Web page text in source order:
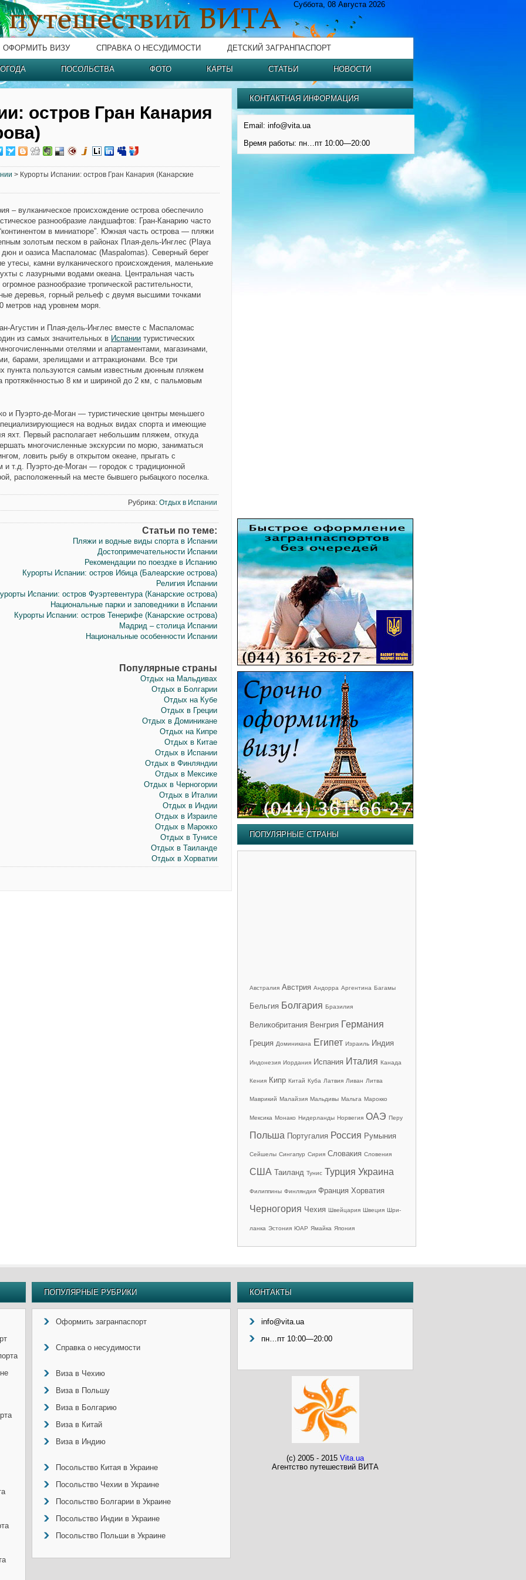
Суббота, 08 Августа 2026
ОФОРМИТЬ ВИЗУ СПРАВКА О НЕСУДИМОСТИ ДЕТСКИЙ ЗАГРАНПАСПОРТ
ПОСОЛЬСТВА ФОТО КАРТЫ СТАТЬИ НОВОСТИ
остров Гран Канария
> Курорты Испании: остров Гран Канария (Канарские
– вулканическое происхождение острова обеспечило
разнообразие ландшафтов: Гран-Канарию часто
в миниатюре”. Южная часть острова — пляжи
золотым песком в районах Плая-дель-Инглес (Playa
и оазиса Маспаломас (Maspalomas). Северный берег
утесы, камни вулканического происхождения, маленькие
с лазурными водами океана. Центральная часть
разнообразие тропической растительности,
деревья, горный рельеф с двумя высшими точками
метров над уровнем моря.
Агустин и Плая-дель-Инглес вместе с Маспаломас
из самых значительных в Испании туристических
отелями и апартаментами, магазинами,
барами, зрелищами и аттракционами. Все три
пункта пользуются самым известным дюнным пляжем
протяжённостью 8 км и шириной до 2 км, с пальмовым
и Пуэрто-де-Моган — туристические центры меньшего
на водных видах спорта и имеющие
яхт. Первый располагает небольшим пляжем, откуда
многочисленные экскурсии по морю, заниматься
ловить рыбу в открытом океане, прыгать с
и т.д. Пуэрто-де-Моган — городок с традиционной
расположенный на месте бывшего рыбацкого поселка.
Рубрика: Отдых в Испании
Статьи по теме:
Пляжи и водные виды спорта в Испании
Достопримечательности Испании
Рекомендации по поездке в Испанию
Курорты Испании: остров Ибица (Балеарские острова)
Религия Испании
Испании: остров Фуэртевентура (Канарские острова)
Национальные парки и заповедники в Испании
Курорты Испании: остров Тенерифе (Канарские острова)
Мадрид – столица Испании
Национальные особенности Испании
Популярные страны
Отдых на Мальдивах
Отдых в Болгарии
Отдых на Кубе
Отдых в Греции
Отдых в Доминикане
Отдых на Кипре
Отдых в Китае
Отдых в Испании
Отдых в Финляндии
Отдых в Мексике
Отдых в Черногории
Отдых в Италии
Отдых в Индии
Отдых в Израиле
Отдых в Марокко
Отдых в Тунисе
Отдых в Таиланде
Отдых в Хорватии
КОНТАКТНАЯ ИНФОРМАЦИЯ
Email: info@vita.ua
Время работы: пн…пт 10:00—20:00
ПОПУЛЯРНЫЕ СТРАНЫ
Австралия Австрия Андорра Аргентина Багамы
Бельгия Болгария Бразилия
Великобритания Венгрия Германия
Греция Доминикана Египет Израиль Индия
Индонезия Иордания Испания Италия Канада
Кения Кипр Китай Куба Латвия Ливан Литва
Маврикий Малайзия Мальдивы Мальта Марокко
Мексика Монако Нидерланды Норвегия ОАЭ Перу
Польша Португалия Россия Румыния
Сейшелы Сингапур Сирия Словакия Словения
США Таиланд Тунис Турция Украина
Филиппины Финляндия Франция Хорватия
Черногория Чехия Швейцария Швеция Шри-
ланка Эстония ЮАР Ямайка Япония
ПОПУЛЯРНЫЕ РУБРИКИ
Оформить загранпаспорт
Справка о несудимости
Виза в Чехию
Виза в Польшу
Виза в Болгарию
Виза в Китай
Виза в Индию
Посольство Китая в Украине
Посольство Чехии в Украине
Посольство Болгарии в Украине
Посольство Индии в Украине
Посольство Польши в Украине
КОНТАКТЫ
info@vita.ua
пн…пт 10:00—20:00
(c) 2005 - 2015 Vita.ua
Агентство путешествий ВИТА